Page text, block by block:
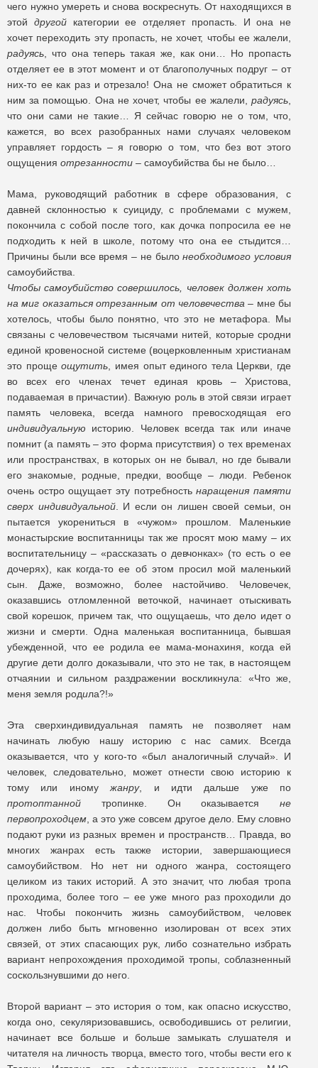
чего нужно умереть и снова воскреснуть. От находящихся в
этой другойкатегории ее отделяет пропасть. И она не
хочет переходить эту пропасть, не хочет, чтобы ее жалели,
радуясь , что она теперь такая же, как они… Но пропасть
отделяет ее в этот момент и от благополучных подруг – от
них-то ее как раз и отрезало! Она не сможет обратиться к
ним за помощью. Она не хочет, чтобы ее жалели, радуясь
что они сами не такие… Я сейчас говорю не о том, что,
кажется, во всех разобранных нами случаях человеком
управляет гордость – я говорю о том, что без вот этого
ощущения отрезанности – самоубийства бы не было…
Мама, руководящий работник в сфере образования, с
давней склонностью к суициду, с проблемами с мужем,
покончила с собой после того, как дочка попросила ее не
подходить к ней в школе, потому что она ее стыдится…
Причины были все время – не былонеобходимого условия
самоубийства.
Чтобы самоубийство совершилось, человек должен хоть
на миг оказаться отрезанным от человечества – мне бы
хотелось, чтобы было понятно, что это не метафора. Мы
связаны с человечеством тысячами нитей, которые сродни
единой кровеносной системе (воцерковленным христианам
это прощеощутить , имея опыт единого тела Церкви, где
во всех его членах течет единая кровь – Христова,
подаваемая в причастии). Важную роль в этой связи играет
память человека, всегда намного превосходящая его
индивидуальную историю. Человек всегда так или иначе
помнит (а память – это форма присутствия) о тех временах
или пространствах, в которых он не бывал, но где бывали
его знакомые, родные, предки, вообще – люди. Ребенок
очень остро ощущает эту потребностьнаращения памяти
сверх индивидуальной. И если он лишен своей семьи, он
пытается укорениться в «чужом» прошлом. Маленькие
монастырские воспитанницы так же просят мою маму – их
воспитательницу – «рассказать о девчонках» (то есть о ее
дочерях), как когда-то ее об этом просил мой маленький
сын. Даже, возможно, более настойчиво. Человечек,
оказавшись отломленной веточкой, начинает отыскивать
свой корешок, причем так, что ощущаешь, что дело идет о
жизни и смерти. Одна маленькая воспитанница, бывшая
убежденной, что ее родила ее мама-монахиня, когда ей
другие дети долго доказывали, что это не так, в настоящем
отчаянии и сильном раздражении воскликнула: «Что же,
меня земля родила?!»
Эта сверхиндивидуальная память не позволяет нам
начинать любую нашу историю с нас самих. Всегда
оказывается, что у кого-то «был аналогичный случай». И
человек, следовательно, может отнести свою историю к
тому или иномужанру, и идти дальше уже по
протоптанной тропинке. Он оказывается не
первопроходцем , а это уже совсем другое дело. Ему словно
подают руки из разных времен и пространств… Правда, во
многих жанрах есть также истории, завершающиеся
самоубийством. Но нет ни одного жанра, состоящего
целиком из таких историй. А это значит, что любая тропа
проходима, более того – ее уже много раз проходили до
нас. Чтобы покончить жизнь самоубийством, человек
должен либо быть мгновенно изолирован от всех этих
связей, от этих спасающих рук, либо сознательно избрать
вариант непрохождения проходимой тропы, соблазненный
соскользнувшими до него.
Второй вариант – это история о том, как опасно искусство,
когда оно, секуляризовавшись, освободившись от религии,
начинает все больше и больше замыкать слушателя и
читателя на личность творца, вместо того, чтобы вести его к